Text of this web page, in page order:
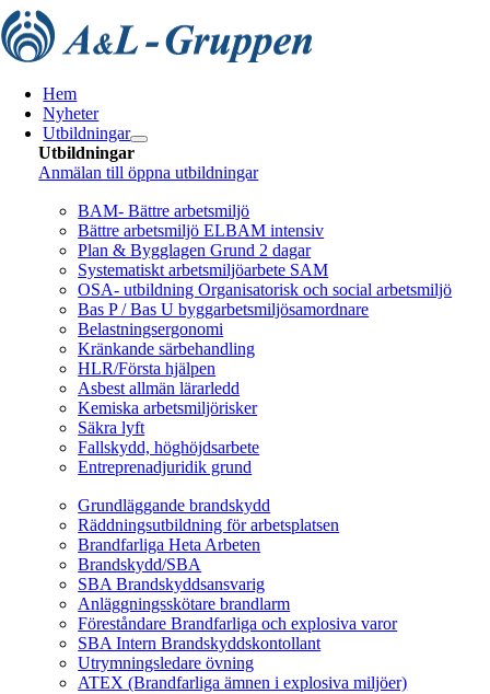
Fortsätt
till
innehållet
Hem
Nyheter
Utbildningar
Utbildningar
Anmälan till öppna utbildningar
BAM- Bättre arbetsmiljö
Bättre arbetsmiljö ELBAM intensiv
Plan & Bygglagen Grund 2 dagar
Systematiskt arbetsmiljöarbete SAM
OSA- utbildning Organisatorisk och social arbetsmiljö
Bas P / Bas U byggarbetsmiljösamordnare
Belastningsergonomi
Kränkande särbehandling
HLR/Första hjälpen
Asbest allmän lärarledd
Kemiska arbetsmiljörisker
Säkra lyft
Fallskydd, höghöjdsarbete
Entreprenadjuridik grund
Grundläggande brandskydd
Räddningsutbildning för arbetsplatsen
Brandfarliga Heta Arbeten
Brandskydd/SBA
SBA Brandskyddsansvarig
Anläggningsskötare brandlarm
Föreståndare Brandfarliga och explosiva varor
SBA Intern Brandskyddskontollant
Utrymningsledare övning
ATEX (Brandfarliga ämnen i explosiva miljöer)